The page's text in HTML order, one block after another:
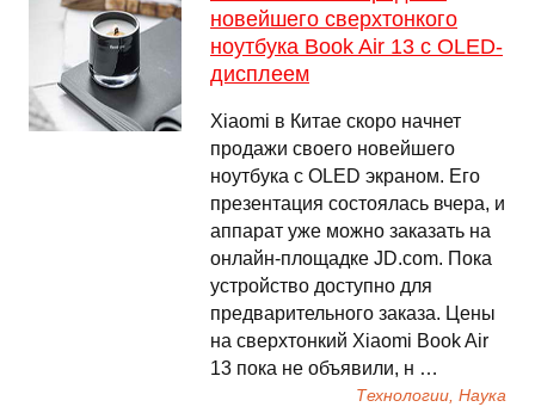
новейшего сверхтонкого
ноутбука Book Air 13 с OLED-
дисплеем
Xiaomi в Китае скоро начнет
продажи своего новейшего
ноутбука с OLED экраном. Его
презентация состоялась вчера, и
аппарат уже можно заказать на
онлайн-площадке JD.com. Пока
устройство доступно для
предварительного заказа. Цены
на сверхтонкий Xiaomi Book Air
13 пока не объявили, н …
Технологии, Наука